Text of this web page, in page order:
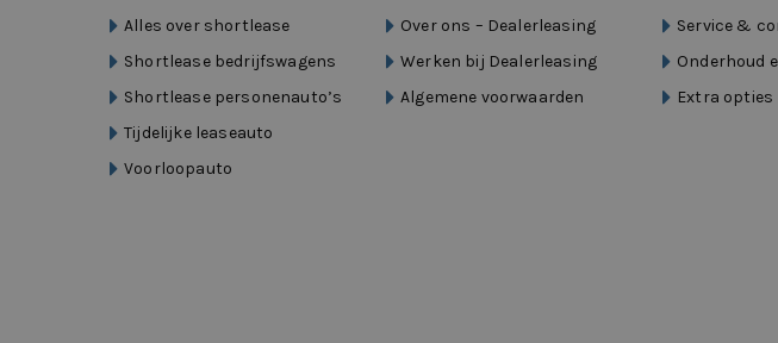
Alles over shortlease
Shortlease bedrijfswagens
Shortlease personenauto’s
Tijdelijke leaseauto
Voorloopauto
Over ons – Dealerleasing
Werken bij Dealerleasing
Algemene voorwaarden
Service &
Onderhoud
Extra opties